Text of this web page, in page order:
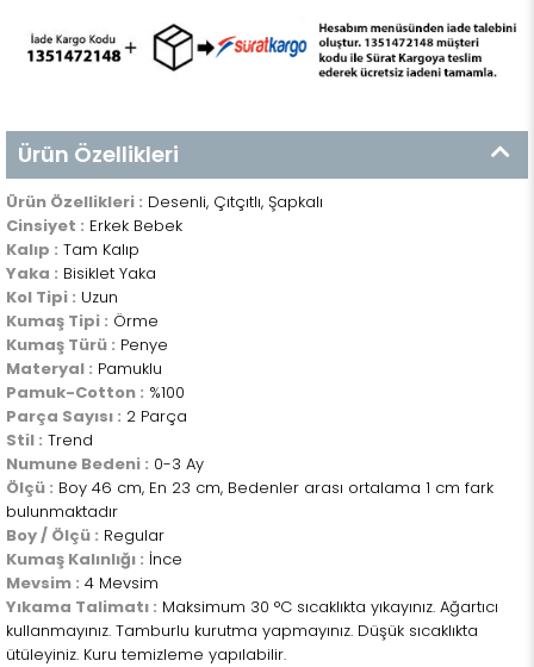
Ürün Özellikleri
Ürün Özellikleri : Desenli, Çıtçıtlı, Şapkalı
Cinsiyet : Erkek Bebek
Kalıp : Tam Kalıp
Yaka : Bisiklet Yaka
Kol Tipi : Uzun
Kumaş Tipi : Örme
Kumaş Türü : Penye
Materyal : Pamuklu
Pamuk-Cotton : %100
Parça Sayısı : 2 Parça
Stil : Trend
Numune Bedeni : 0-3 Ay
Ölçü : Boy 46 cm, En 23 cm, Bedenler arası ortalama 1 cm fark
bulunmaktadır
Boy / Ölçü : Regular
Kumaş Kalınlığı : İnce
Mevsim : 4 Mevsim
Yıkama Talimatı : Maksimum 30 °C sıcaklıkta yıkayınız. Ağartıcı
kullanmayınız. Tamburlu kurutma yapmayınız. Düşük sıcaklıkta
ütüleyiniz. Kuru temizleme yapılabilir.